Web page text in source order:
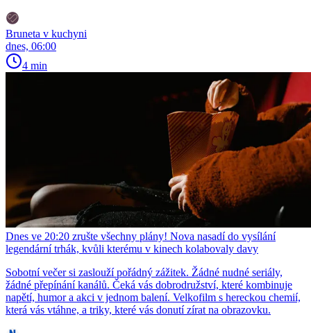
Bruneta v kuchyni
dnes, 06:00
4 min
Dnes ve 20:20 zrušte všechny plány! Nova nasadí do vysílání
legendární trhák, kvůli kterému v kinech kolabovaly davy
Sobotní večer si zaslouží pořádný zážitek. Žádné nudné seriály,
žádné přepínání kanálů. Čeká vás dobrodružství, které kombinuje
napětí, humor a akci v jednom balení. Velkofilm s hereckou chemií,
která vás vtáhne, a triky, které vás donutí zírat na obrazovku.